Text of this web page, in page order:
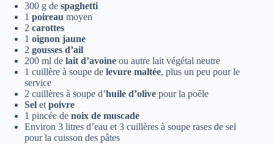
300 g de spaghetti
1 poireau moyen
2 carottes
1 oignon jaune
2 gousses d’ail
200 ml de lait d’avoine ou autre lait végétal neutre
1 cuillère à soupe de levure maltée, plus un peu pour le
service
2 cuillères à soupe d’huile d’olive pour la poêle
Sel etpoivre
1 pincée de noix de muscade
Environ 3 litres d’eau et 3 cuillères à soupe rases de sel
pour la cuisson des pâtes